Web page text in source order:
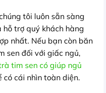
tôi luôn sẵn sàng
trợ quý khách hàng
nhất. Nếu bạn còn băn
sen đối với giấc ngủ,
tim sen có giúp ngủ
có cái nhìn toàn diện.